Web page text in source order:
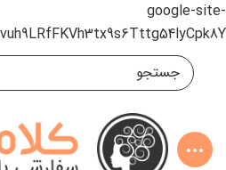
google-site-